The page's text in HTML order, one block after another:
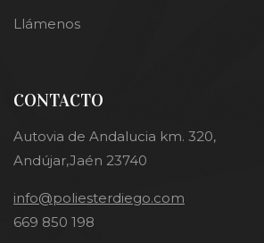
Llámenos
CONTACTO
Autovia de Andalucia km. 320,
Andújar,Jaén 23740
info@poliesterdiego.com
669 850 198